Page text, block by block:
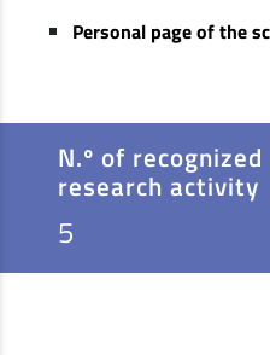
Personal page of the
N.º of
research activity
5